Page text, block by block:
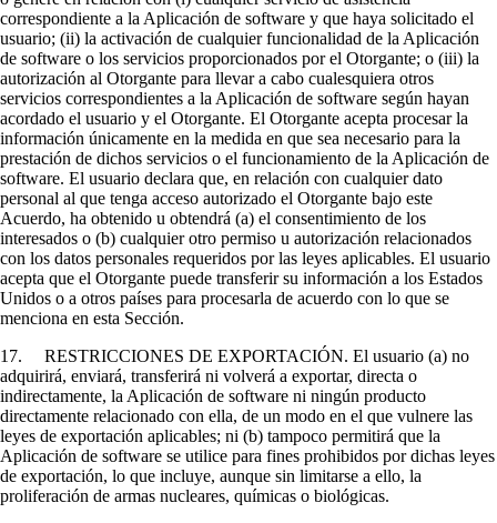
correspondiente a la Aplicación de software y que haya solicitado el
usuario; (ii) la activación de cualquier funcionalidad de la Aplicación
de software o los servicios proporcionados por el Otorgante; o (iii) la
autorización al Otorgante para llevar a cabo cualesquiera otros
servicios correspondientes a la Aplicación de software según hayan
acordado el usuario y el Otorgante. El Otorgante acepta procesar la
información únicamente en la medida en que sea necesario para la
prestación de dichos servicios o el funcionamiento de la Aplicación de
software. El usuario declara que, en relación con cualquier dato
personal al que tenga acceso autorizado el Otorgante bajo este
Acuerdo, ha obtenido u obtendrá (a) el consentimiento de los
interesados o (b) cualquier otro permiso u autorización relacionados
con los datos personales requeridos por las leyes aplicables. El usuario
acepta que el Otorgante puede transferir su información a los Estados
Unidos o a otros países para procesarla de acuerdo con lo que se
menciona en esta Sección.
17. RESTRICCIONES DE EXPORTACIÓN. El usuario (a) no
adquirirá, enviará, transferirá ni volverá a exportar, directa o
indirectamente, la Aplicación de software ni ningún producto
directamente relacionado con ella, de un modo en el que vulnere las
leyes de exportación aplicables; ni (b) tampoco permitirá que la
Aplicación de software se utilice para fines prohibidos por dichas leyes
de exportación, lo que incluye, aunque sin limitarse a ello, la
proliferación de armas nucleares, químicas o biológicas.